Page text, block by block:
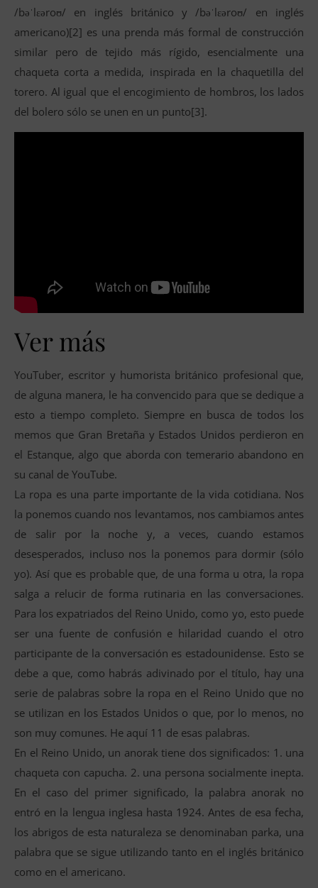
/bəˈlɛəroʊ/ en inglés británico y /bəˈlɛəroʊ/ en inglés
americano)[2] es una prenda más formal de construcción
similar pero de tejido más rígido, esencialmente una
chaqueta corta a medida, inspirada en la chaquetilla del
torero. Al igual que el encogimiento de hombros, los lados
del bolero sólo se unen en un punto[3].
Ver más
YouTuber, escritor y humorista británico profesional que,
de alguna manera, le ha convencido para que se dedique a
esto a tiempo completo. Siempre en busca de todos los
memos que Gran Bretaña y Estados Unidos perdieron en
el Estanque, algo que aborda con temerario abandono en
su canal de YouTube.
La ropa es una parte importante de la vida cotidiana. Nos
la ponemos cuando nos levantamos, nos cambiamos antes
de salir por la noche y, a veces, cuando estamos
desesperados, incluso nos la ponemos para dormir (sólo
yo). Así que es probable que, de una forma u otra, la ropa
salga a relucir de forma rutinaria en las conversaciones.
Para los expatriados del Reino Unido, como yo, esto puede
ser una fuente de confusión e hilaridad cuando el otro
participante de la conversación es estadounidense. Esto se
debe a que, como habrás adivinado por el título, hay una
serie de palabras sobre la ropa en el Reino Unido que no
se utilizan en los Estados Unidos o que, por lo menos, no
son muy comunes. He aquí 11 de esas palabras.
En el Reino Unido, un anorak tiene dos significados: 1. una
chaqueta con capucha. 2. una persona socialmente inepta.
En el caso del primer significado, la palabra anorak no
entró en la lengua inglesa hasta 1924. Antes de esa fecha,
los abrigos de esta naturaleza se denominaban parka, una
palabra que se sigue utilizando tanto en el inglés británico
como en el americano.